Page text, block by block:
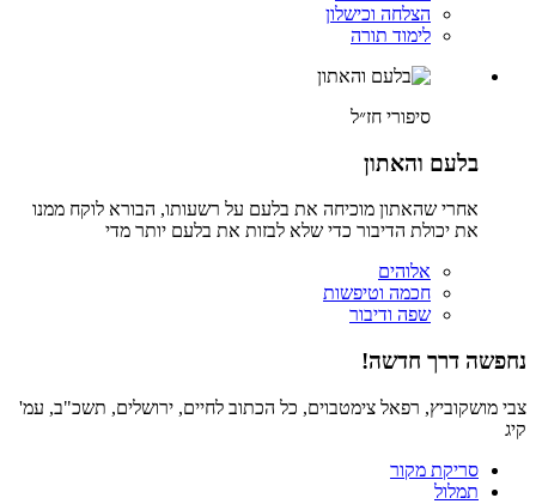
הצלחה וכישלון
לימוד תורה
סיפורי חז״ל
בלעם והאתון
אחרי שהאתון מוכיחה את בלעם על רשעותו, הבורא לוקח ממנו
את יכולת הדיבור כדי שלא לבזות את בלעם יותר מדי
אלוהים
חכמה וטיפשות
שפה ודיבור
נחפשה דרך חדשה!
צבי מושקוביץ, רפאל צימטבוים, כל הכתוב לחיים, ירושלים, תשכ"ב, עמ'
קיג
סריקת מקור
תמלול